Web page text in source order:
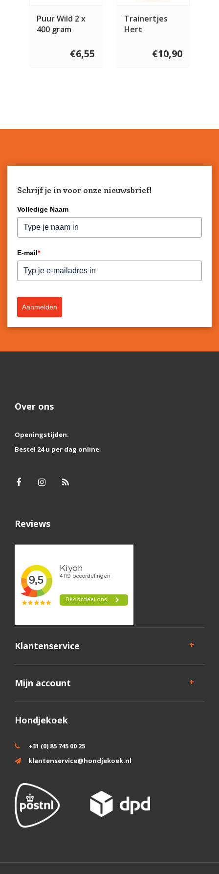
Puur Wild 2 x
400 gram
€6,55
Trainertjes
Hert
€10,90
Schrijf je in voor onze nieuwsbrief!
Volledige Naam
E-mail*
Aanmelden
Over ons
Openingstijden:
Bestel 24 u per dag online
Reviews
Klantenservice
Mijn account
Hondjekoek
+31 (0) 85 745 00 25
klantenservice@hondjekoek.nl